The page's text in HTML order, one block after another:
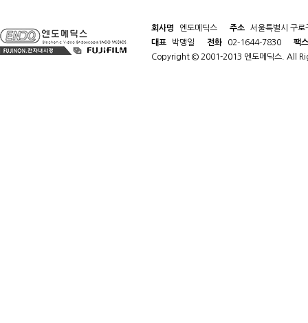
회사명 엔도메딕스 주소
서울특별시 구
대표
박맹일 전화 02-1644-7830
팩스
Copyright © 2001-2013 엔도메딕스. All